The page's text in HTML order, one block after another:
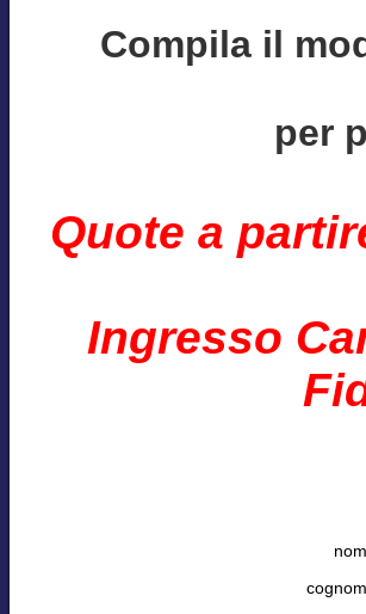
Compila il
per
Quote a
Ingresso